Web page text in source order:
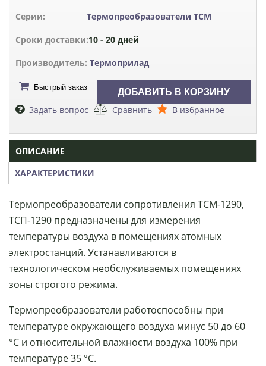
Серии: Термопреобразователи ТСМ
Сроки доставки:10 - 20 дней
Производитель: Термоприлад
Быстрый заказ
Задать вопрос Сравнить В избранное
ОПИСАНИЕ
ХАРАКТЕРИСТИКИ
Термопреобразователи сопротивления ТСМ-1290,
ТСП-1290 предназначены для измерения
температуры воздуха в помещениях атомных
электростанций. Устанавливаются в
технологическом необслуживаемых помещениях
зоны строгого режима.
Термопреобразователи работоспособны при
температуре окружающего воздуха минус 50 до 60
°С и относительной влажности воздуха 100% при
температуре 35 °С.